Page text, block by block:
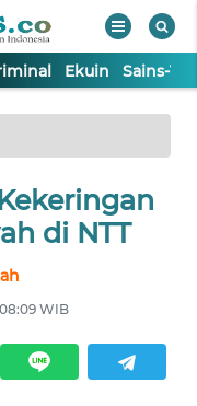
Ekuin Sains-
di NTT
WIB